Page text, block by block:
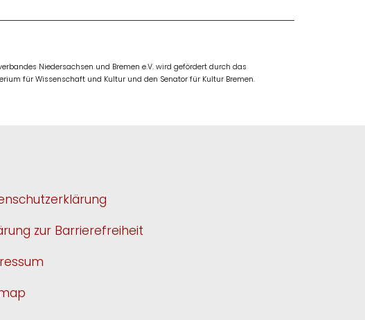
Niedersachsen und Bremen e.V. wird gefördert durch das
für Wissenschaft und Kultur und den Senator für Kultur Bremen.
zur Barrierefreiheit